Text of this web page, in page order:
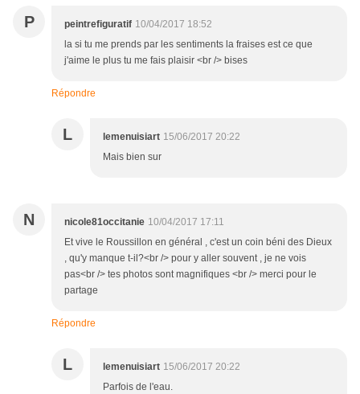
P peintrefiguratif 10/04/2017 18:52
la si tu me prends par les sentiments la fraises est ce que
j'aime le plus tu me fais plaisir <br /> bises
Répondre
L lemenuisiart 15/06/2017 20:22
Mais bien sur
N nicole81occitanie 10/04/2017 17:11
Et vive le Roussillon en général , c'est un coin béni des Dieux
, qu'y manque t-il?<br /> pour y aller souvent , je ne vois
pas<br /> tes photos sont magnifiques <br /> merci pour le
partage
Répondre
L lemenuisiart 15/06/2017 20:22
Parfois de l'eau.